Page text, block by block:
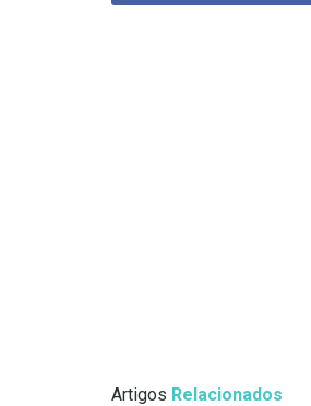
Artigos Relacionados